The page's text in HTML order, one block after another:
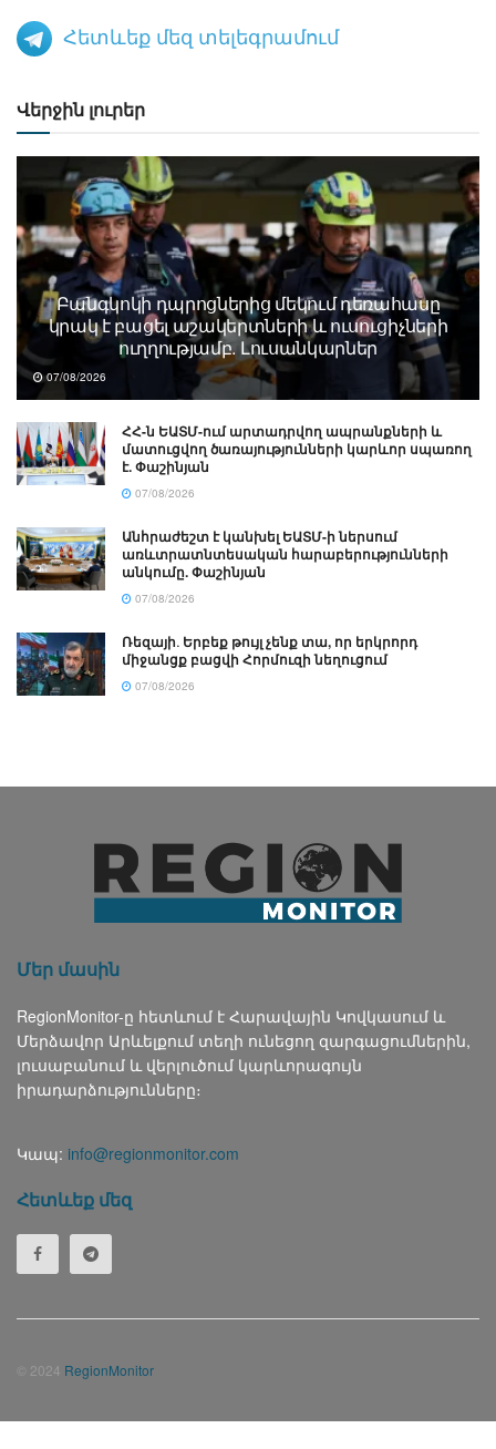
Հետևեք մեզ տելեգրամում
Վերջին լուրեր
Բանգկոկի դպրոցներից մեկում դեռահասը
կրակ է բացել աշակերտների և ուսուցիչների
ուղղությամբ. Լուսանկարներ
07/08/2026
ՀՀ-ն ԵԱՏՄ-ում արտադրվող ապրանքների և
մատուցվող ծառայությունների կարևոր սպառող
է. Փաշինյան
07/08/2026
Անհրաժեշտ է կանխել ԵԱՏՄ-ի ներսում
առևտրատնտեսական հարաբերությունների
անկումը. Փաշինյան
07/08/2026
Ռեզայի․ Երբեք թույլ չենք տա, որ երկրորդ
միջանցք բացվի Հորմուզի նեղուցում
07/08/2026
Մեր մասին
RegionMonitor-ը հետևում է Հարավային Կովկասում և
Մերձավոր Արևելքում տեղի ունեցող զարգացումներին,
լուսաբանում և վերլուծում կարևորագույն
իրադարձությունները։
Կապ: info@regionmonitor.com
Հետևեք մեզ
© 2024 RegionMonitor